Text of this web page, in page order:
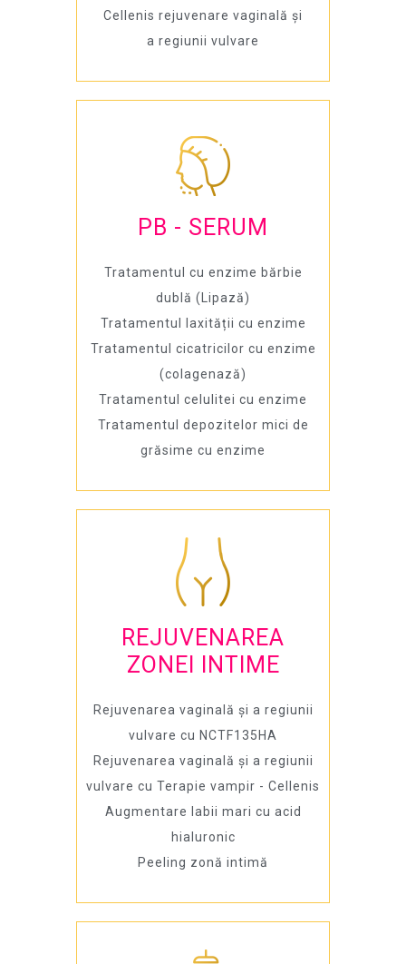
Cellenis rejuvenare vaginală și
a regiunii vulvare
PB - SERUM
Tratamentul cu enzime bărbie
dublă (Lipază)
Tratamentul laxității cu enzime
Tratamentul cicatricilor cu enzime
(colagenază)
Tratamentul celulitei cu enzime
Tratamentul depozitelor mici de
grăsime cu enzime
REJUVENAREA
ZONEI INTIME
Rejuvenarea vaginală și a regiunii
vulvare cu NCTF135HA
Rejuvenarea vaginală și a regiunii
vulvare cu Terapie vampir - Cellenis
Augmentare labii mari cu acid
hialuronic
Peeling zonă intimă